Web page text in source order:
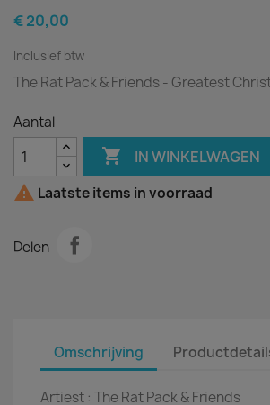
€ 20,00
Inclusief btw
The Rat Pack & Friends - Greatest
Aantal
 IN WINKELWAGEN
 Laatste items in voorraad
Delen
Omschrijving
Artiest : The Rat Pack & Friends